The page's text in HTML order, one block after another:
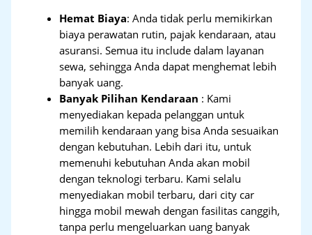
Hemat Biaya: Anda tidak perlu memikirkan
biaya perawatan rutin, pajak kendaraan, atau
asuransi. Semua itu include dalam layanan
sewa, sehingga Anda dapat menghemat lebih
banyak uang.
Banyak Pilihan Kendaraan : Kami
menyediakan kepada pelanggan untuk
memilih kendaraan yang bisa Anda sesuaikan
dengan kebutuhan. Lebih dari itu, untuk
memenuhi kebutuhan Anda akan mobil
dengan teknologi terbaru. Kami selalu
menyediakan mobil terbaru, dari city car
hingga mobil mewah dengan fasilitas canggih,
tanpa perlu mengeluarkan uang banyak